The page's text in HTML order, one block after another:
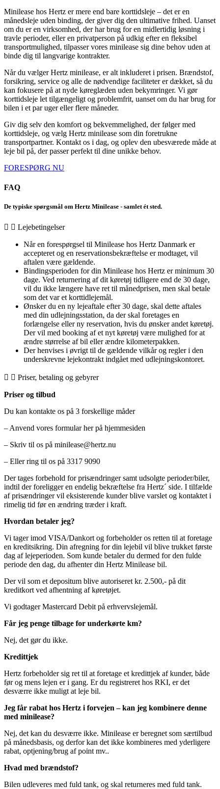
Minilease hos Hertz er mere end bare korttidsleje – det er en
månedsleje uden binding, der giver dig den ultimative frihed. Uanset
om du er en virksomhed, der har brug for en midlertidig løsning i
travle perioder, eller en privatperson på udkig efter en fleksibel
transportmulighed, tilpasser vores minilease sig dine behov uden at
binde dig til langvarige kontrakter.
Når du vælger Hertz minilease, er alt inkluderet i prisen. Brændstof,
forsikring, service og alle de nødvendige faciliteter er dækket, så du
kan fokusere på at nyde køreglæden uden bekymringer. Vi gør
korttidsleje let tilgængeligt og problemfrit, uanset om du har brug for
bilen i et par uger eller flere måneder.
Giv dig selv den komfort og bekvemmelighed, der følger med
korttidsleje, og vælg Hertz minilease som din foretrukne
transportpartner. Kontakt os i dag, og oplev den ubesværede måde at
leje bil på, der passer perfekt til dine unikke behov.
FORESPØRG NU
FAQ
De typiske spørgsmål om Hertz Minilease - samlet ét sted.
Lejebetingelser
Når en forespørgsel til Minilease hos Hertz Danmark er
accepteret og en reservationsbekræftelse er modtaget, vil
aftalen være gældende.
Bindingsperioden for din Minilease hos Hertz er minimum 30
dage. Ved returnering af dit køretøj tidligere end de 30 dage,
vil du ikke længere have ret til månedprisen, men skal betale
som det var et korttidlejemål.
Ønsker du en ny lejeaftale efter 30 dage, skal dette aftales
med din udlejningsstation, da der skal foretages en
forlængelse eller ny reservation, hvis du ønsker andet køretøj.
Der vil med booking af et nyt køretøj være mulighed for at
ændre størrelse af bil eller ændre kilometerpakken.
Der henvises i øvrigt til de gældende vilkår og regler i den
underskrevne lejekontrakt indgået med udlejningskontoret.
Priser, betaling og gebyrer
Priser og tilbud
Du kan kontakte os på 3 forskellige måder
– Anvend vores formular her på hjemmesiden
– Skriv til os på minilease@hertz.nu
– Eller ring til os på 3317 9090
Der tages forbehold for prisændringer samt udsolgte perioder/biler,
indtil der foreligger en endelig bekræftelse fra Hertz´ side. I tilfælde
af prisændringer vil eksisterende kunder blive varslet og kontaktet i
rimelig tid før en ændring træder i kraft.
Hvordan betaler jeg?
Vi tager imod VISA/Dankort og forbeholder os retten til at foretage
en kreditsikring. Din afregning for din lejebil vil blive trukket første
dag af lejeperioden. Som kunde betaler du dermed for den fulde
periode den dag, du afhenter din Hertz Minilease bil.
Der vil som et depositum blive autoriseret kr. 2.500,- på dit
kreditkort ved afhentning af køretøjet.
Vi godtager Mastercard Debit på erhvervslejemål.
Får jeg penge tilbage for underkørte km?
Nej, det gør du ikke.
Kredittjek
Hertz forbeholder sig ret til at foretage et kredittjek af kunder, både
før og mens lejen er i gang. Er du registreret hos RKI, er det
desværre ikke muligt at leje bil.
Jeg får rabat hos Hertz i forvejen – kan jeg kombinere denne
med minilease?
Nej, det kan du desværre ikke. Minilease er beregnet som særtilbud
på månedsbasis, og derfor kan det ikke kombineres med yderligere
rabat, optjening/brug af point mv..
Hvad med brændstof?
Bilen udleveres med fuld tank, og skal returneres med fuld tank.